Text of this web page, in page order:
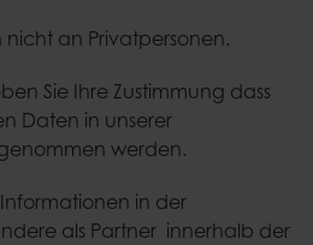
an Privatpersonen.
Sie Ihre Zustimmung dass
Daten in unserer
werden.
in der
als Partner innerhalb der